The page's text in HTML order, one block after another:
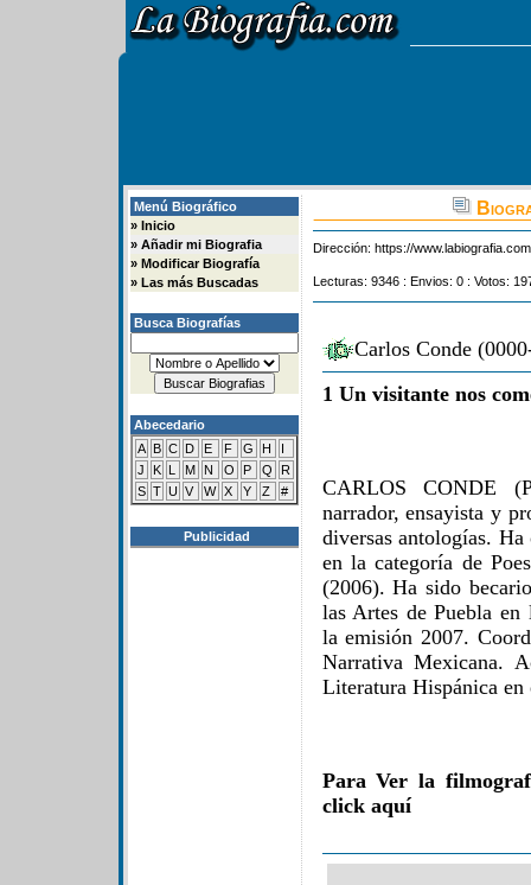
Menú Biográfico
» Inicio
» Añadir mi Biografia
» Modificar Biografía
» Las más Buscadas
Busca Biografías
Abecedario
A B C D E F G H
I
J
K L M N O P Q
R
S T U V W X Y Z #
Publicidad
Dirección: https://
Lecturas: 9346 : Envios: 0 : Votos:
Carlos Conde
1 Un visitante nos
CARLOS CONDE
narrador, ensayista y
diversas antologías.
en la categoría de
(2006). Ha sido
las Artes de Puebla en
la emisión 2007.
Narrativa Mexicana.
Literatura Hispánica
Para Ver la
click aquí